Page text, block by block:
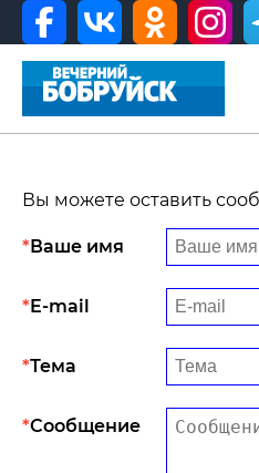
Вы можете оставить
Ваше имя
E-mail
Тема
Сообщение